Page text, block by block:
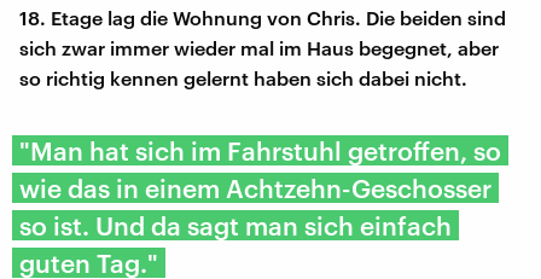
18. Etage lag die Wohnung von Chris. Die beiden sind
sich zwar immer wieder mal im Haus begegnet, aber
so richtig kennen gelernt haben sich dabei nicht.
"Man hat sich im Fahrstuhl getroffen, so
wie das in einem Achtzehn-Geschosser
so ist. Und da sagt man sich einfach
guten Tag."